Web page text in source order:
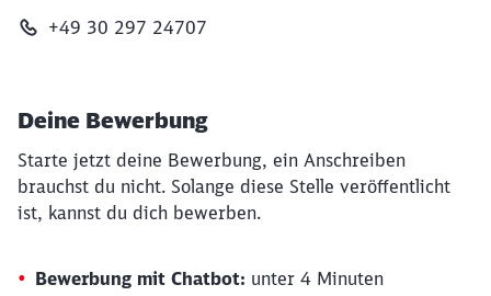
+49 30 297 24707
Deine Bewerbung
Starte jetzt deine Bewerbung, ein Anschreiben
brauchst du nicht. Solange diese Stelle veröffentlicht
ist, kannst du dich bewerben.
Bewerbung mit Chatbot: unter 4 Minuten